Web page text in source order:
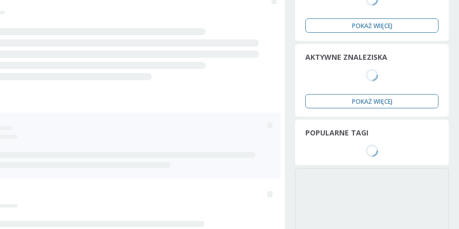
POKAŻ WIĘCEJ
AKTYWNE ZNALEZISKA
POKAŻ WIĘCEJ
POPULARNE TAGI